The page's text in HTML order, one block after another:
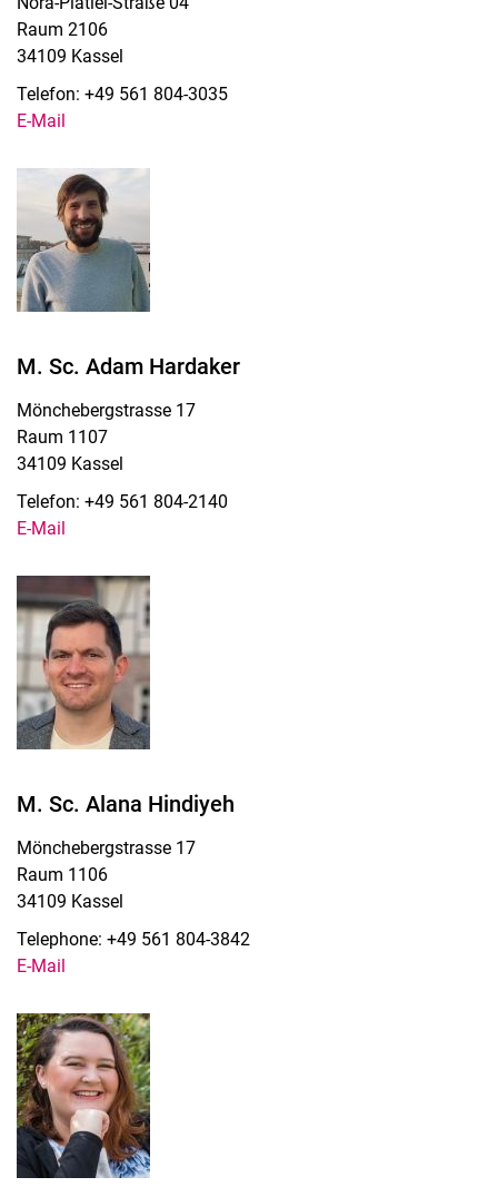
Raum 2106
34109 Kassel
Telefon: +49 561 804-3035
E-Mail
M. Sc. Adam Hardaker
Mönchebergstrasse 17
Raum 1107
34109 Kassel
Telefon: +49 561 804-2140
E-Mail
M. Sc. Alana Hindiyeh
Mönchebergstrasse 17
Raum 1106
34109 Kassel
Telephone: +49 561 804-3842
E-Mail